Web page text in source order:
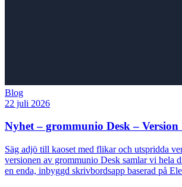
Blog
22 juli 2026
Nyhet – grommunio Desk – Version
Säg adjö till kaoset med flikar och utspridda
versionen av grommunio Desk samlar vi hela
en enda, inbyggd skrivbordsapp baserad på